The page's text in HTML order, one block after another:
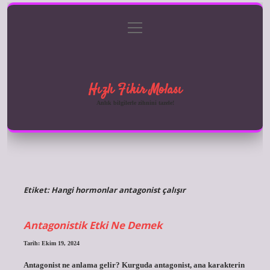
Gizlilik Politikası
menüyü
aç
Hızlı Fikir Molası
Anlık bilgilerle zihnini tazele!
Etiket:Hangi hormonlar antagonist çalışır
Antagonistik Etki Ne Demek
Tarih: Ekim 19, 2024
Antagonist ne anlama gelir? Kurguda antagonist, ana karakterin